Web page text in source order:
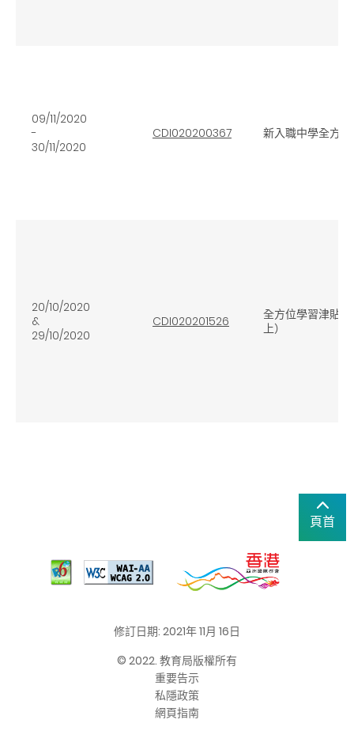
09/11/2020
-
30/11/2020
CDI020200367 新入職中學全方
20/10/2020
&
29/10/2020
CDI020201526
全方位學習津貼
上）
頁首
修訂日期: 2021年 11月 16日
© 2022. 教育局版權所有
重要告示
私隱政策
網頁指南